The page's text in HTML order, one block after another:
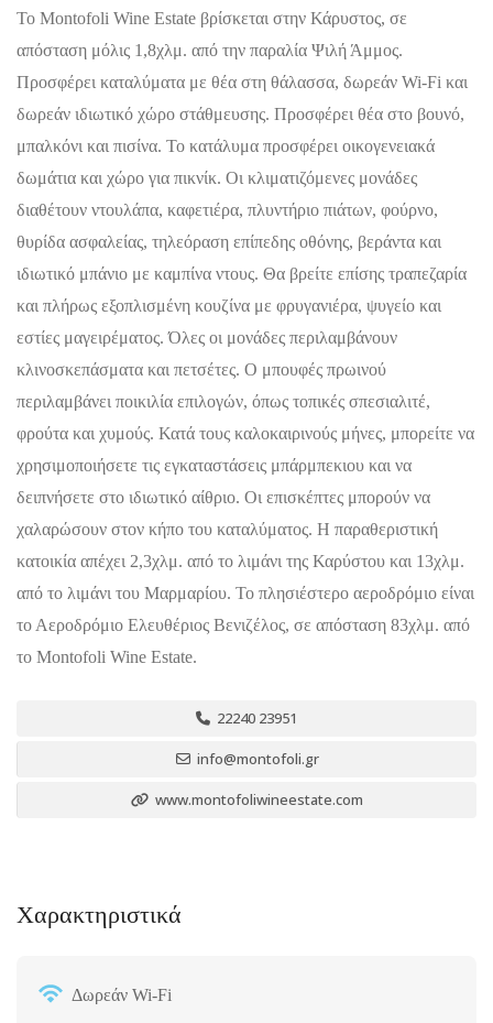
Το Montofoli Wine Estate βρίσκεται στην Κάρυστος, σε
απόσταση μόλις 1,8χλμ. από την παραλία Ψιλή Άμμος.
Προσφέρει καταλύματα με θέα στη θάλασσα, δωρεάν Wi-Fi και
δωρεάν ιδιωτικό χώρο στάθμευσης. Προσφέρει θέα στο βουνό,
μπαλκόνι και πισίνα. Το κατάλυμα προσφέρει οικογενειακά
δωμάτια και χώρο για πικνίκ. Οι κλιματιζόμενες μονάδες
διαθέτουν ντουλάπα, καφετιέρα, πλυντήριο πιάτων, φούρνο,
θυρίδα ασφαλείας, τηλεόραση επίπεδης οθόνης, βεράντα και
ιδιωτικό μπάνιο με καμπίνα ντους. Θα βρείτε επίσης τραπεζαρία
και πλήρως εξοπλισμένη κουζίνα με φρυγανιέρα, ψυγείο και
εστίες μαγειρέματος. Όλες οι μονάδες περιλαμβάνουν
κλινοσκεπάσματα και πετσέτες. Ο μπουφές πρωινού
περιλαμβάνει ποικιλία επιλογών, όπως τοπικές σπεσιαλιτέ,
φρούτα και χυμούς. Κατά τους καλοκαιρινούς μήνες, μπορείτε να
χρησιμοποιήσετε τις εγκαταστάσεις μπάρμπεκιου και να
δειπνήσετε στο ιδιωτικό αίθριο. Οι επισκέπτες μπορούν να
χαλαρώσουν στον κήπο του καταλύματος. Η παραθεριστική
κατοικία απέχει 2,3χλμ. από το λιμάνι της Καρύστου και 13χλμ.
από το λιμάνι του Μαρμαρίου. Το πλησιέστερο αεροδρόμιο είναι
το Αεροδρόμιο Ελευθέριος Βενιζέλος, σε απόσταση 83χλμ. από
το Montofoli Wine Estate.
22240 23951
info@montofoli.gr
www.montofoliwineestate.com
Χαρακτηριστικά
Δωρεάν Wi-Fi